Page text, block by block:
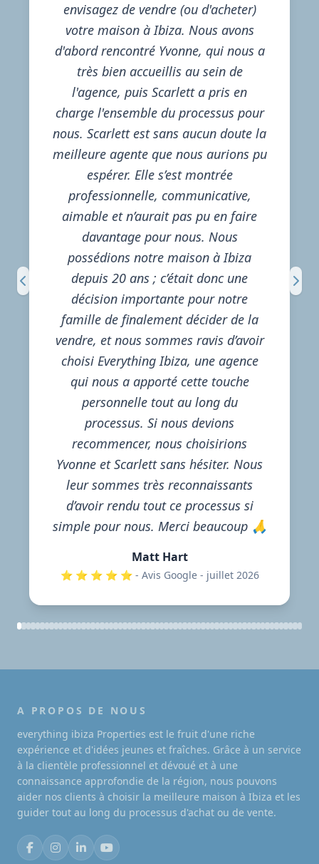
envisagez de vendre (ou d'acheter)
votre maison à Ibiza. Nous avons
d'abord rencontré Yvonne, qui nous a
très bien accueillis au sein de
l'agence, puis Scarlett a pris en
charge l'ensemble du processus pour
nous. Scarlett est sans aucun doute la
meilleure agente que nous aurions pu
espérer. Elle s’est montrée
professionnelle, communicative,
aimable et n’aurait pas pu en faire
davantage pour nous. Nous
possédions notre maison à Ibiza
depuis 20 ans ; c’était donc une
décision importante pour notre
famille de finalement décider de la
vendre, et nous sommes ravis d’avoir
choisi Everything Ibiza, une agence
qui nous a apporté cette touche
personnelle tout au long du
processus. Si nous devions
recommencer, nous choisirions
Yvonne et Scarlett sans hésiter. Nous
leur sommes très reconnaissants
d’avoir rendu tout ce processus si
simple pour nous. Merci beaucoup 🙏
Matt Hart
⭐️ ⭐️ ⭐️ ⭐️ ⭐️ - Avis Google - juillet 2026
A PROPOS DE NOUS
everything ibiza Properties est le fruit d'une riche
expérience et d'idées jeunes et fraîches. Grâce à un service
à la clientèle professionnel et dévoué et à une
connaissance approfondie de la région, nous pouvons
aider nos clients à choisir la meilleure maison à Ibiza et les
guider tout au long du processus d'achat ou de vente.